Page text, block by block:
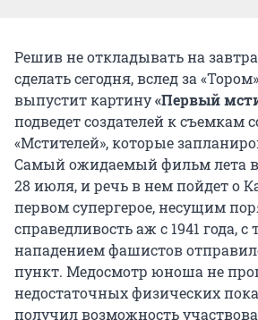
Решив не откладывать на
сделать сегодня, вслед за
выпустит картину«Первый
подведет создателей к съемкам
«Мстителей», которые
Самый ожидаемый фильм лета
28 июля, и речь в нем пойдет о
первом супергерое, несущим
справедливость аж с 1941 года, с
нападением фашистов
пункт. Медосмотр юноша не
недостаточных физических
получил возможность